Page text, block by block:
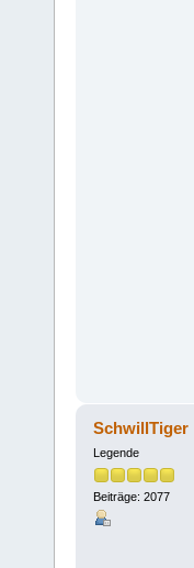
SchwillTiger
Legende
Beiträge: 2077